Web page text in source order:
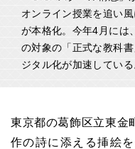
オンライン授業を追い
が本格化。今年4月には
の対象の「正式な教科
ジタル化が加速している
東京都の葛飾区立東金
作の詩に添える挿絵